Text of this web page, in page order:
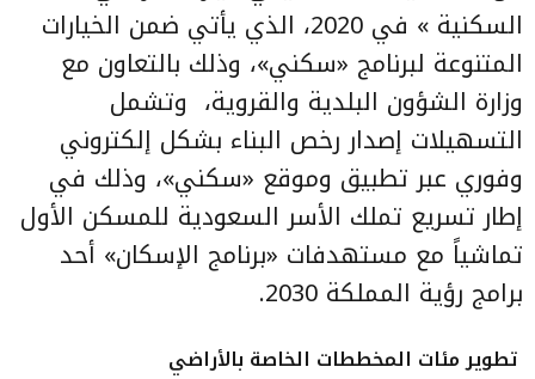
السكنية » في 2020، الذي يأتي ضمن الخيارات
المتنوعة لبرنامج «سكني»، وذلك بالتعاون مع
وزارة الشؤون البلدية والقروية، وتشمل
التسهيلات إصدار رخص البناء بشكل إلكتروني
وفوري عبر تطبيق وموقع «سكني»، وذلك في
إطار تسريع تملك الأسر السعودية للمسكن الأول
تماشياً مع مستهدفات «برنامج الإسكان» أحد
برامج رؤية المملكة 2030.
تطوير مئات المخططات الخاصة بالأراضي